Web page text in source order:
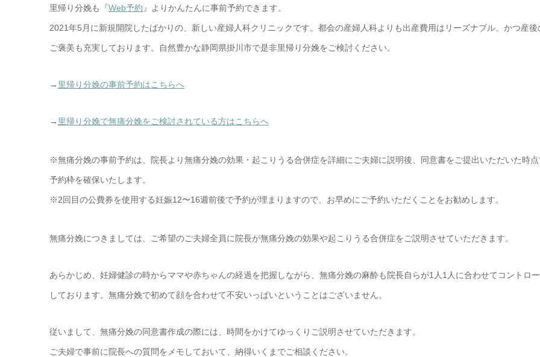
里帰り分娩も『Web予約 』よりかんたんに事前予約できます。
2021年5月に新規開院したばかりの、新しい産婦人科クリニックです。都会の産婦人科よりも出産費用はリーズナブル、かつ産後
ご褒美も充実しております。自然豊かな静岡県掛川市で是非里帰り分娩をご検討ください。
→ 里帰り分娩の事前予約はこちらへ
→ 里帰り分娩で無痛分娩をご検討されている方はこちらへ
※無痛分娩の事前予約は、院長より無痛分娩の効果・起こりうる合併症を詳細にご夫婦に説明後、同意書をご提出いただいた時
予約枠を確保いたします。
※2回目の公費券を使用する妊娠12〜16週前後で予約が埋まりますので、お早めにご予約いただくことをお勧めします。
無痛分娩につきましては、ご希望のご夫婦全員に院長が無痛分娩の効果や起こりうる合併症をご説明させていただきます。
あらかじめ、妊婦健診の時からママや赤ちゃんの経過を把握しながら、無痛分娩の麻酔も院長自らが1人1人に合わせてコントロ
しております。無痛分娩で初めて顔を合わせて不安いっぱいということはございません。
従いまして、無痛分娩の同意書作成の際には、時間をかけてゆっくりご説明させていただきます。
ご夫婦で事前に院長への質問をメモしておいて、納得いくまでご相談ください。